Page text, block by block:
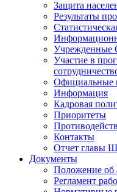
Защита
Результаты
Участие в
Официальные
Информация
Кадровая
Приоритеты
Контакты
Отчет главы
Документы
Положение об
Регламент